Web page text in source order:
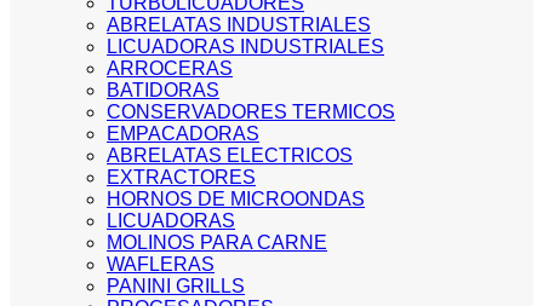
ABRELATAS INDUSTRIALES
LICUADORAS INDUSTRIALES
ARROCERAS
BATIDORAS
CONSERVADORES TERMICOS
EMPACADORAS
ABRELATAS ELECTRICOS
EXTRACTORES
HORNOS DE MICROONDAS
LICUADORAS
MOLINOS PARA CARNE
WAFLERAS
PANINI GRILLS